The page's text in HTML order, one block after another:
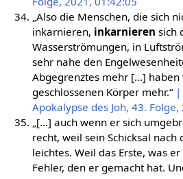
„Also die Menschen, die sich
inkarnieren, inkarnieren sich
Wasserströmungen, in
sehr nahe den
Abgegrenztes mehr […]
geschlossenen Körper mehr.“ |
Apokalypse des Joh, 43.
„[…] auch wenn er sich
recht, weil sein Schicksal nach
leichtes. Weil das Erste, was
Fehler, den er gemacht hat.